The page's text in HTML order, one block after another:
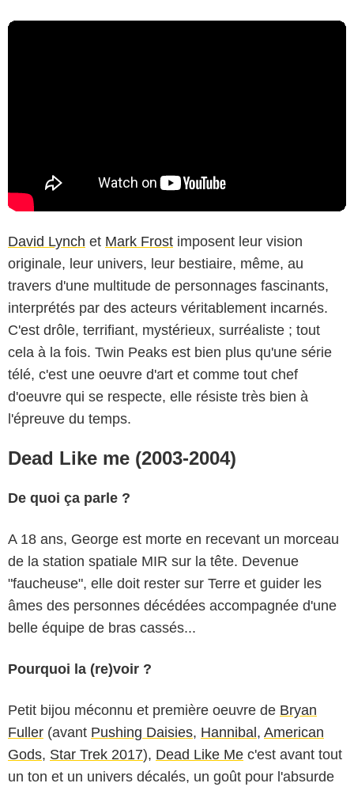
David Lynch et Mark Frost imposent leur vision
originale, leur univers, leur bestiaire, même, au
travers d'une multitude de personnages fascinants,
interprétés par des acteurs véritablement incarnés.
C'est drôle, terrifiant, mystérieux, surréaliste ; tout
cela à la fois. Twin Peaks est bien plus qu'une série
télé, c'est une oeuvre d'art et comme tout chef
d'oeuvre qui se respecte, elle résiste très bien à
l'épreuve du temps.
Dead Like me (2003-2004)
De quoi ça parle ?
A 18 ans, George est morte en recevant un morceau
de la station spatiale MIR sur la tête. Devenue
"faucheuse", elle doit rester sur Terre et guider les
âmes des personnes décédées accompagnée d'une
belle équipe de bras cassés...
Pourquoi la (re)voir ?
Petit bijou méconnu et première oeuvre de Bryan
Fuller (avant Pushing Daisies, Hannibal, American
Gods, Star Trek 2017), Dead Like Me c'est avant tout
un ton et un univers décalés, un goût pour l'absurde